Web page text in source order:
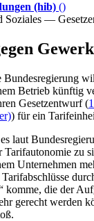
(hib) ()
Soziales —
Betrieb künftig
Gesetzentwurf (
) für ein
laut
zu
Unternehmen
komme, die der
gerecht werden